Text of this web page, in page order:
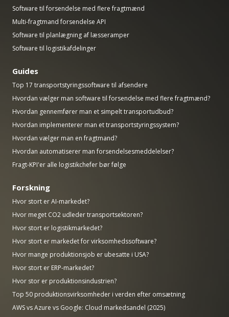
Software til forsendelse med flere fragtmænd
Multi-fragtmand forsendelse API
Software til planlægning af læsseramper
Software til logistikafdelinger
Guides
Top 17 transportstyringssoftware til afsendere
Hvordan vælger man software til forsendelse med flere fragtmænd?
Hvordan gennemfører man et simpelt transportudbud?
Hvordan implementerer man et transportstyringssystem?
Hvordan vælger man en fragtmand?
Hvordan automatiserer man forsendelsesmeddelelser?
Fragt-KPI'er alle logistikchefer bør følge
Forskning
Hvor stort er AI-markedet?
Hvor meget CO2 udleder transportsektoren?
Hvor stort er logistikmarkedet?
Hvor stort er markedet for virksomhedssoftware?
Hvor mange produktionsjob er ubesatte i USA?
Hvor stort er ERP-markedet?
Hvor stor er produktionsindustrien?
Top 50 produktionsvirksomheder i verden efter omsætning
AWS vs Azure vs Google: Cloud markedsandel (2025)